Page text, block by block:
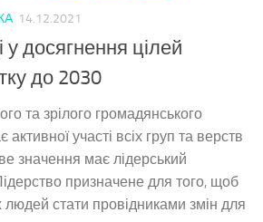
14.12.2021
досягнення цілей
до 2030
та зрілого громадянського
активної участі всіх груп та верств
значення має лідерський
призначене для того, щоб
стати провідниками змін для